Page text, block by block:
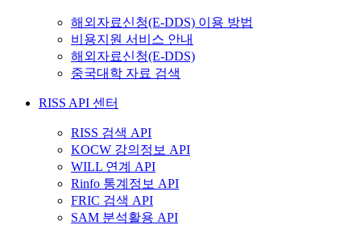
해외자료신청(E-DDS) 이용 방법
비용지원 서비스 안내
해외자료신청(E-DDS)
중국대학 자료 검색
RISS API 센터
RISS 검색 API
KOCW 강의정보 API
WILL 연계 API
Rinfo 통계정보 API
FRIC 검색 API
SAM 분석활용 API